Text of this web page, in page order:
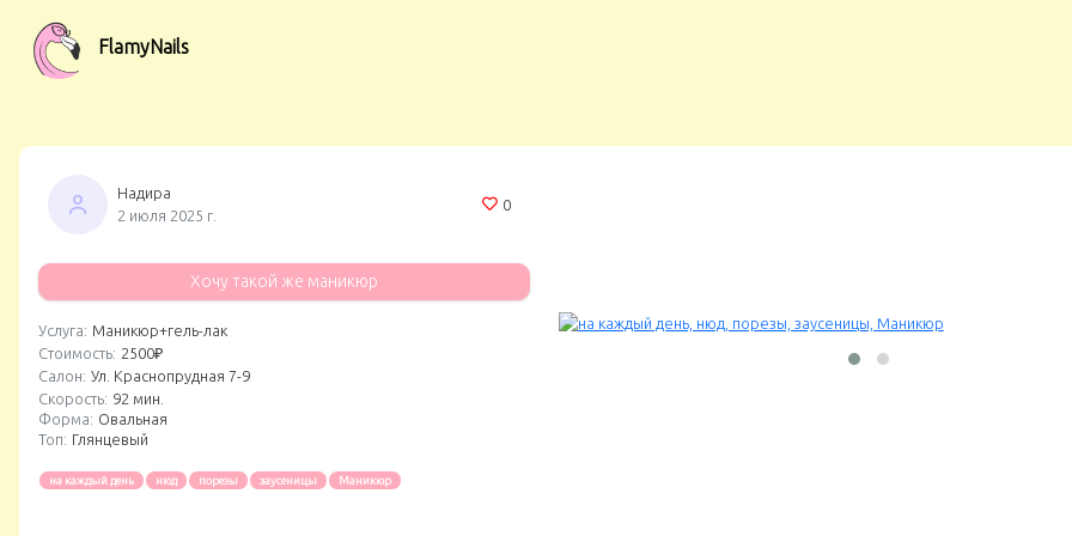
FlamyNails
Надира
2 июля 2025 г.
0
Хочу такой же маникюр
Услуга: Маникюр+гель-лак
Стоимость: 2500₽
Салон: Ул. Краснопрудная 7-9
Скорость: 92 мин.
Форма: Овальная
Топ: Глянцевый
на каждый день нюд порезы заусеницы Маникюр